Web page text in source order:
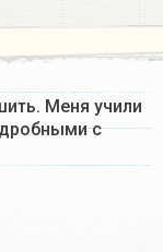
Меня учили
с